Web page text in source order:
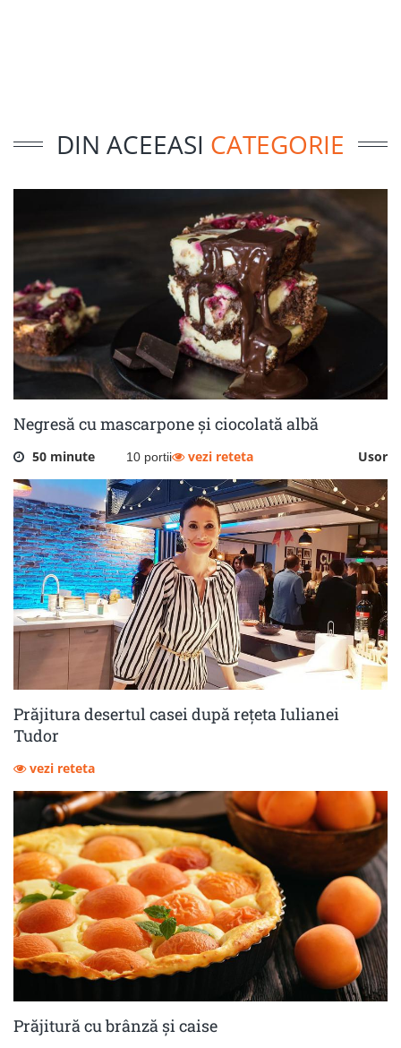
DIN ACEEASI CATEGORIE
Negresă cu mascarpone și ciocolată albă
50 minute 10 portii Usor
vezi reteta
Prăjitura desertul casei după rețeta Iulianei
Tudor
vezi reteta
Prăjitură cu brânză și caise